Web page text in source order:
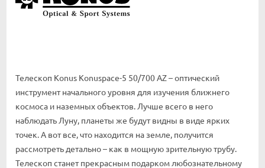
Телескоп Konus Konuspace-5 50/700 AZ – оптический
инструмент начального уровня для изучения ближнего
космоса и наземных объектов. Лучше всего в него
наблюдать Луну, планеты же будут видны в виде ярких
точек. А вот все, что находится на земле, получится
рассмотреть детально – как в мощную зрительную трубу.
Телескоп станет прекрасным подарком любознательному